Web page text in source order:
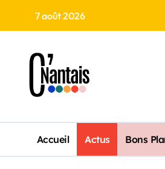
content
7 août 2026
Accueil Actus Bons